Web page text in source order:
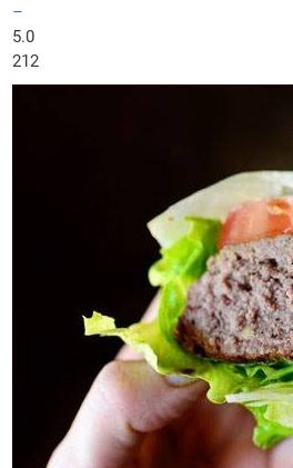
–
5.0
212